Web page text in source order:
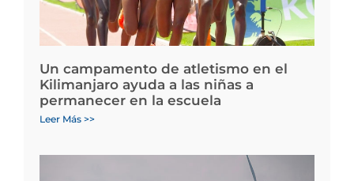
Un campamento de atletismo en el
Kilimanjaro ayuda a las niñas a
permanecer en la escuela
Leer Más >>